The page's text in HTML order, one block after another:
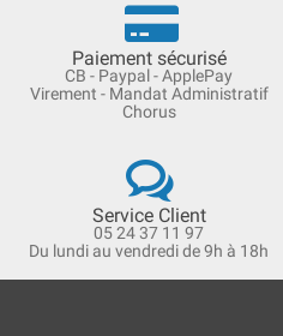
Paiement sécurisé
CB - Paypal - ApplePay
Virement - Mandat Administratif
Chorus
Service Client
05 24 37 11 97
Du lundi au vendredi de 9h à 18h